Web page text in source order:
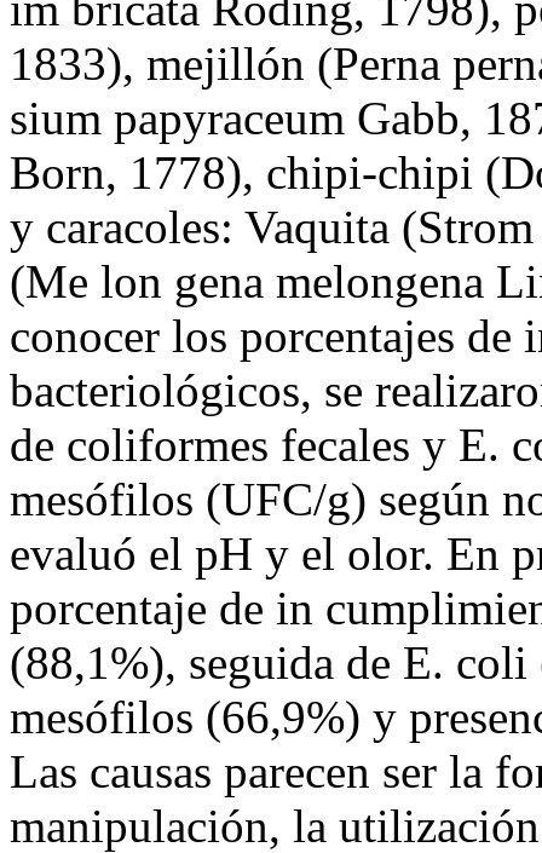
1833), mejillón (Perna
sium papyraceum Gabb,
Born, 1778), chipi-chipi
y caracoles: Vaquita
(Me lon gena melongena
conocer los porcentajes
bacteriológicos, se
de coliformes fecales y E.
mesófilos (UFC/g) según
evaluó el pH y el olor. En
porcentaje de in
(88,1%), seguida de E.
mesófilos (66,9%) y
Las causas parecen ser la
manipulación, la